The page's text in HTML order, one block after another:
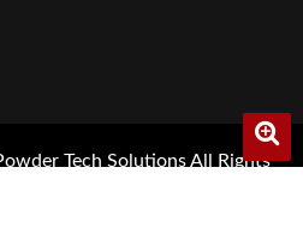
Tech SolutionsAll Rights